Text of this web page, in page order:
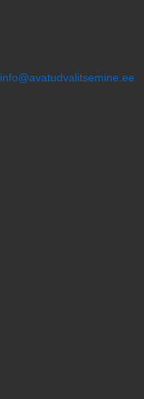
info@avatudvalitsemine.ee